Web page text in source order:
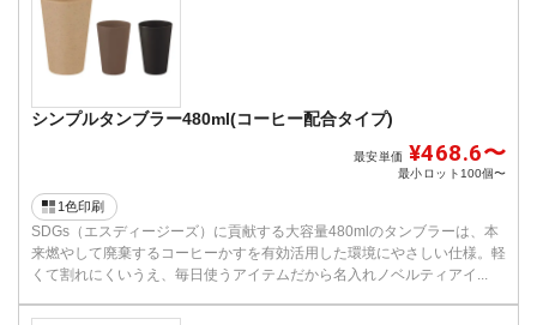
シンプルタンブラー480ml(コーヒー配合タイプ)
最安単価 ¥468.6〜
最小ロット100個〜
1色印刷
SDGs（エスディージーズ）に貢献する大容量480mlのタンブラーは、本
来燃やして廃棄するコーヒーかすを有効活用した環境にやさしい仕様。軽
くて割れにくいうえ、毎日使うアイテムだから名入れノベルティアイ...